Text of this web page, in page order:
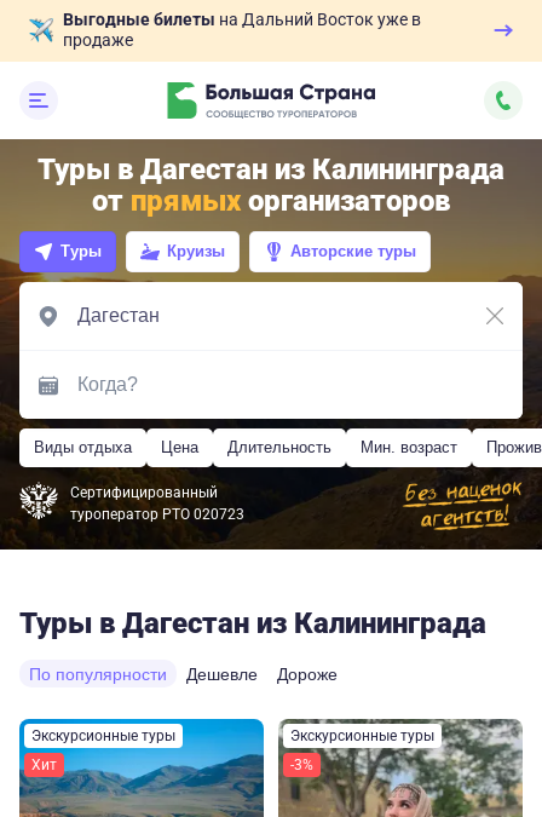
Выгодные билеты на Дальний Восток уже в
продаже
Туры в Дагестан из Калининграда
от прямых организаторов
Туры Круизы Авторские туры
Виды отдыха Цена Длительность Мин. возраст
Сертифицированный
туроператор РТО 020723
Туры в Дагестан из Калининграда
По популярности Дешевле Дороже
Экскурсионные туры
Хит
Экскурсионные туры
-3%